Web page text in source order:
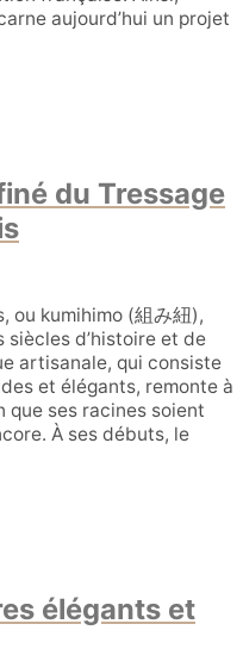
aujourd’hui un projet
du Tressage
ou kumihimo (組み紐),
d’histoire et de
artisanale, qui consiste
et élégants, remonte à
que ses racines soient
À ses débuts, le
élégants et